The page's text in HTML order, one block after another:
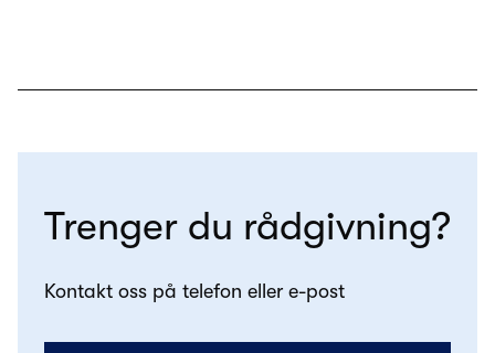
Trenger du rådgivning?
Kontakt oss på telefon eller e-post